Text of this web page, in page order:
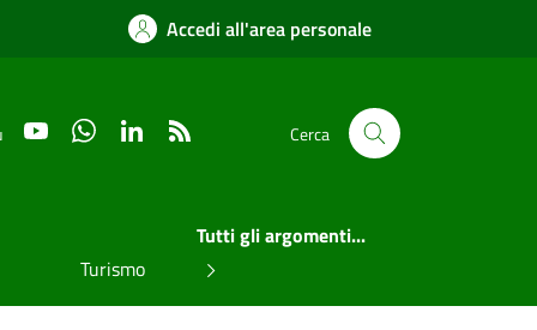
Accedi all'area personale
YouTube WhatsAppLinkedIn Cerca
Turismo
Tutti gli argomenti...